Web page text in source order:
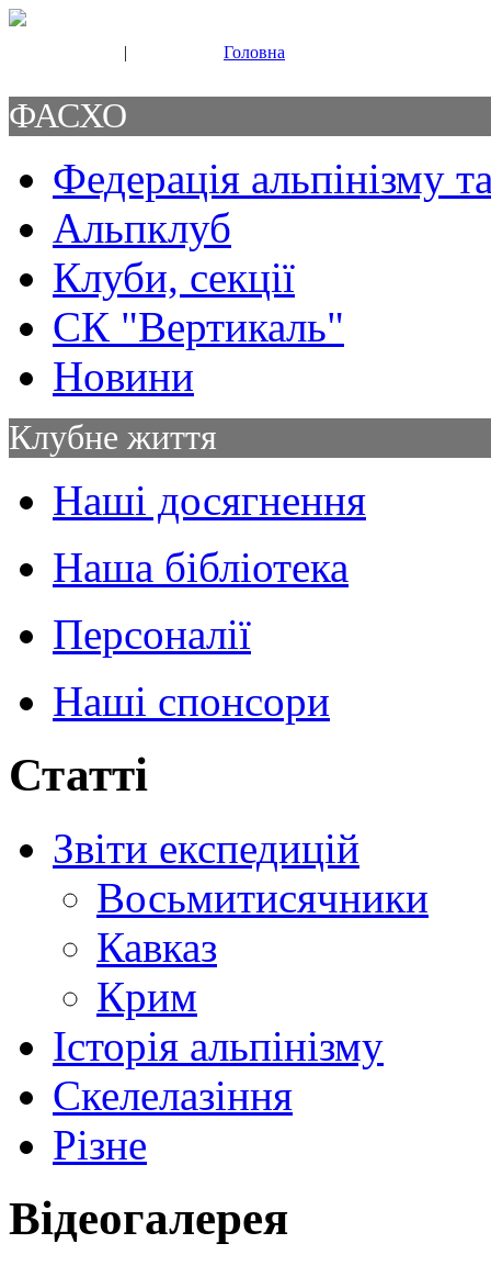
| Головна
ФАСХО
Федерація альпінізму
Альпклуб
Клуби, секції
СК "Вертикаль"
Новини
Клубне життя
Наші досягнення
Наша бібліотека
Персоналії
Наші спонсори
Статті
Звіти експедицій
Восьмитисячники
Кавказ
Крим
Історія альпінізму
Скелелазіння
Різне
Відеогалерея